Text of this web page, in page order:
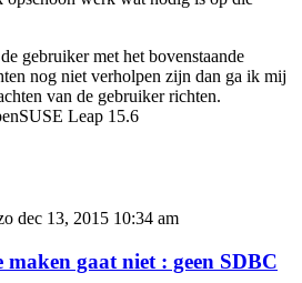
gebruiker met het bovenstaande
nog niet verholpen zijn dan ga ik mij
van de gebruiker richten.
Leap 15.6
dec 13, 2015 10:34 am
maken gaat niet : geen SDBC